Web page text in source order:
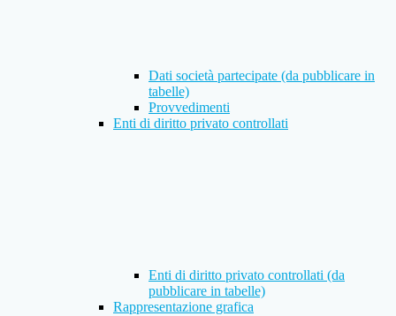
Dati società partecipate (da pubblicare in
tabelle)
Provvedimenti
Enti di diritto privato controllati
Enti di diritto privato controllati (da
pubblicare in tabelle)
Rappresentazione grafica